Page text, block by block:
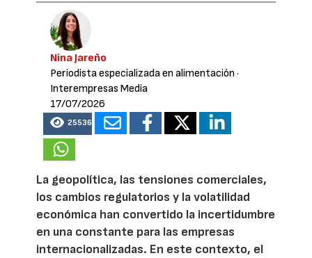
Nina Jareño
Periodista especializada en alimentación ·
Interempresas Media
17/07/2026
25536
La geopolítica, las tensiones comerciales,
los cambios regulatorios y la volatilidad
económica han convertido la incertidumbre
en una constante para las empresas
internacionalizadas. En este contexto, el